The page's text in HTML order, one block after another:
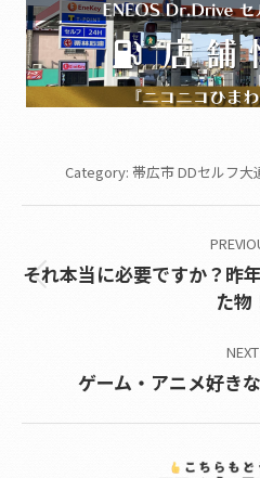
Category: 帯広市 DDセルフ大
それ本当に必要ですか？昨
た物
NEXT
ゲーム・アニメ好き